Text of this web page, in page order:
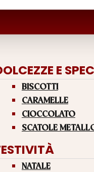
E
BISCOTTI
CARAMELLE
CIOCCOLATO
SCATOLE
NATALE